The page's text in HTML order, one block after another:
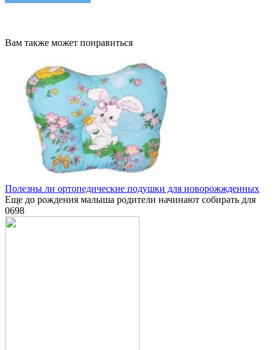
Вам также может понравиться
Полезны ли ортопедические подушки для новорожжденных
Еще до рождения малыша родители начинают собирать для
0698